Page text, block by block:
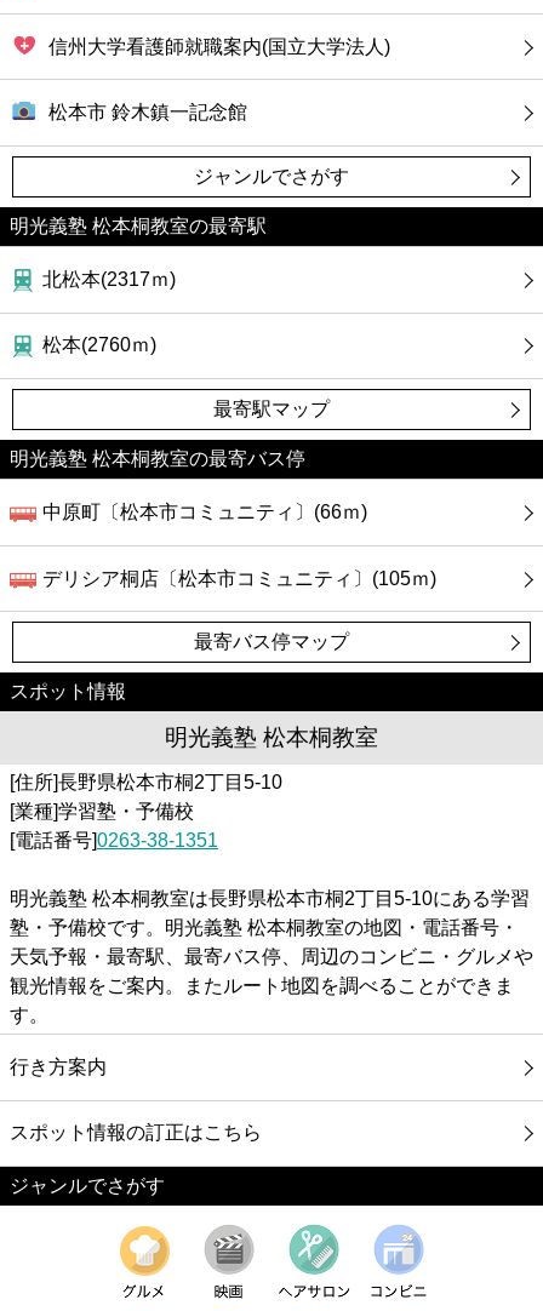
信州大学看護師就職案内(国立大学法人)
松本市 鈴木鎮一記念館
ジャンルでさがす
明光義塾 松本桐教室の最寄駅
北松本(2317ｍ)
松本(2760ｍ)
最寄駅マップ
明光義塾 松本桐教室の最寄バス停
中原町〔松本市コミュニティ〕(66ｍ)
デリシア桐店〔松本市コミュニティ〕(105ｍ)
最寄バス停マップ
スポット情報
明光義塾 松本桐教室
[住所]長野県松本市桐2丁目5-10
[業種]学習塾・予備校
[電話番号]0263-38-1351
明光義塾 松本桐教室は長野県松本市桐2丁目5-10にある学習
塾・予備校です。明光義塾 松本桐教室の地図・電話番号・
天気予報・最寄駅、最寄バス停、周辺のコンビニ・グルメや
観光情報をご案内。またルート地図を調べることができま
す。
行き方案内
スポット情報の訂正はこちら
ジャンルでさがす